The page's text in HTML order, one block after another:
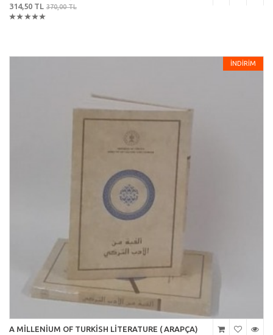
314,50 TL 370,00 TL
İNDİRİM
A MİLLENİUM OF TURKİSH LİTERATURE ( ARAPÇA)